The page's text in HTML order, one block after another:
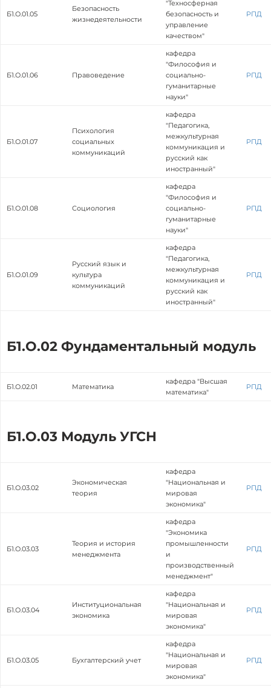
Б1.О.01.05
Безопасность
жизнедеятельности
"Техносферная
безопасность и
управление
качеством"
РПД
Б1.О.01.06 Правоведение
кафедра
"Философия и
социально-
гуманитарные
науки"
РПД
Б1.О.01.07
Психология
социальных
коммуникаций
кафедра
"Педагогика,
межкультурная
коммуникация и
русский как
иностранный"
РПД
Б1.О.01.08 Социология
кафедра
"Философия и
социально-
гуманитарные
науки"
РПД
Б1.О.01.09
Русский язык и
культура
коммуникаций
кафедра
"Педагогика,
межкультурная
коммуникация и
русский как
иностранный"
РПД
Б1.О.02 Фундаментальный модуль
Б1.О.02.01 Математика
кафедра "Высшая
математика"
РПД
Б1.О.03 Модуль УГСН
Б1.О.03.02
Экономическая
теория
кафедра
"Национальная и
мировая
экономика"
РПД
Б1.О.03.03
Теория и история
менеджмента
кафедра
"Экономика
промышленности
и
производственный
менеджмент"
РПД
Б1.О.03.04
Институциональная
экономика
кафедра
"Национальная и
мировая
экономика"
РПД
Б1.О.03.05 Бухгалтерский учет
кафедра
"Национальная и
мировая
экономика"
РПД